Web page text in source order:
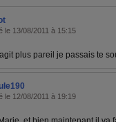
le 13/08/2011 à 15:15
plus pareil je passais te
le 12/08/2011 à 19:19